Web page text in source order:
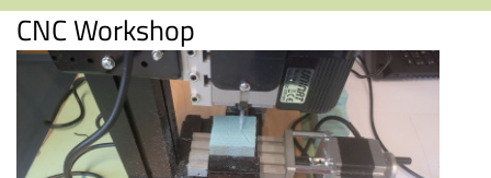
CNC Workshop